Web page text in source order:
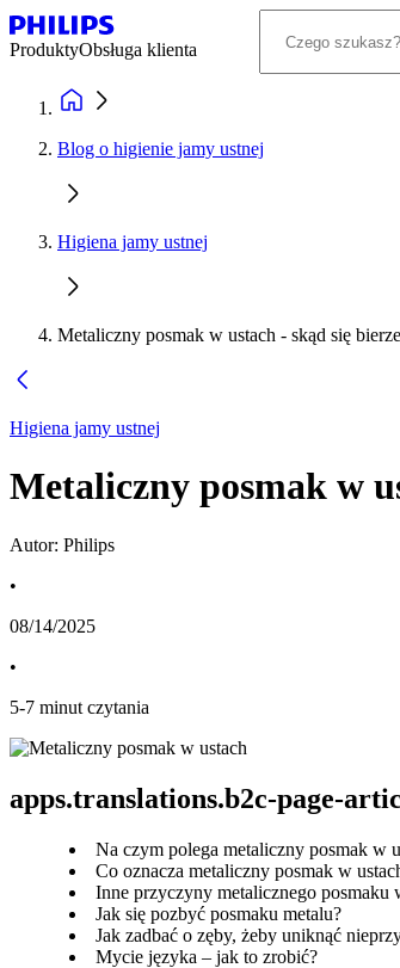
ProduktyObsługa klienta
Blog o higienie jamy ustnej
Higiena jamy ustnej
Metaliczny posmak w ustach - skąd się
Higiena jamy ustnej
Metaliczny posmak w
Autor: Philips
•
08/14/2025
•
5-7 minut czytania
apps.translations.b2c-page-
Na czym polega metaliczny posmak w
Co oznacza metaliczny posmak w
Inne przyczyny metalicznego posmaku
Jak się pozbyć posmaku metalu?
Jak zadbać o zęby, żeby uniknąć
Mycie języka – jak to zrobić?